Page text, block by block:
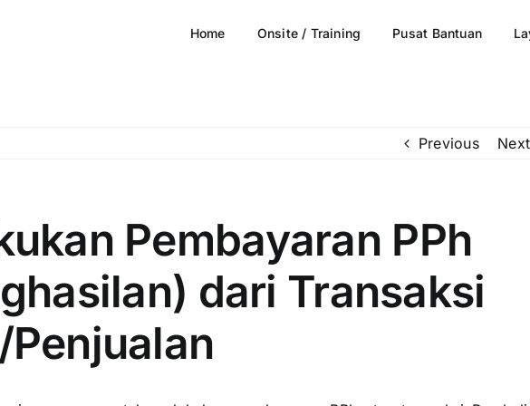
Home Onsite / Training Pusat Bantuan
Previous Next
Pembayaran PPh
dari Transaksi